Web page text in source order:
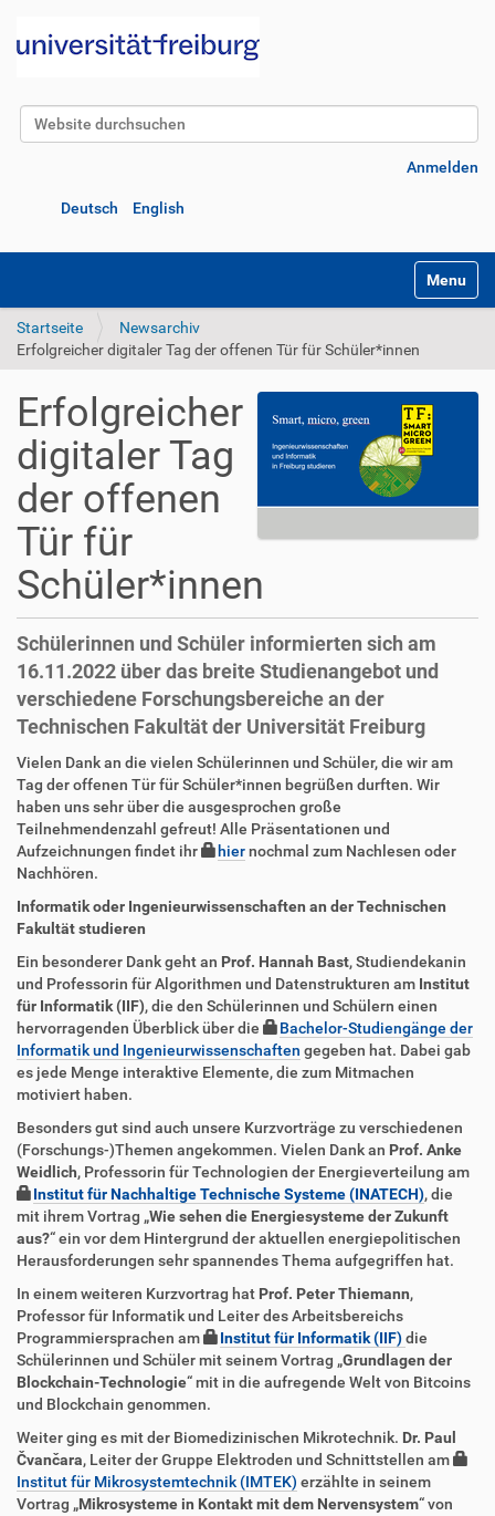
Website durchsuchen
Anmelden
Deutsch English
Startseite
Newsarchiv
Erfolgreicher digitaler Tag der offenen Tür für Schüler*innen
Erfolgreicher
digitaler Tag
der offenen
Tür für
Schüler*innen
Schülerinnen und Schüler informierten sich am
16.11.2022 über das breite Studienangebot und
verschiedene Forschungsbereiche an der
Technischen Fakultät der Universität Freiburg
Vielen Dank an die vielen Schülerinnen und Schüler, die wir am
Tag der offenen Tür für Schüler*innen begrüßen durften. Wir
haben uns sehr über die ausgesprochen große
Teilnehmendenzahl gefreut! Alle Präsentationen und
Aufzeichnungen findet ihr
hiernochmal zum Nachlesen oder
Nachhören.
Informatik oder Ingenieurwissenschaften an der Technischen
Fakultät studieren
Ein besonderer Dank geht an Prof. Hannah Bast, Studiendekanin
und Professorin für Algorithmen und Datenstrukturen am Institut
für Informatik (IIF), die den Schülerinnen und Schülern einen
hervorragenden Überblick über die
Bachelor-Studiengänge der
Informatik und Ingenieurwissenschaften gegeben hat. Dabei gab
es jede Menge interaktive Elemente, die zum Mitmachen
motiviert haben.
Besonders gut sind auch unsere Kurzvorträge zu verschiedenen
(Forschungs-)Themen angekommen. Vielen Dank an Prof. Anke
Weidlich, Professorin für Technologien der Energieverteilung am
Institut für Nachhaltige Technische Systeme (INATECH), die
mit ihrem Vortrag „Wie sehen die Energiesysteme der Zukunft
aus?“ ein vor dem Hintergrund der aktuellen energiepolitischen
Herausforderungen sehr spannendes Thema aufgegriffen hat.
In einem weiteren Kurzvortrag hat Prof. Peter Thiemann,
Professor für Informatik und Leiter des Arbeitsbereichs
Programmiersprachen am
Institut für Informatik (IIF) die
Schülerinnen und Schüler mit seinem Vortrag „Grundlagen der
Blockchain-Technologie“ mit in die aufregende Welt von Bitcoins
und Blockchain genommen.
Weiter ging es mit der Biomedizinischen Mikrotechnik. Dr. Paul
Čvančara, Leiter der Gruppe Elektroden und Schnittstellen am
Institut für Mikrosystemtechnik (IMTEK) erzählte in seinem
Vortrag „Mikrosysteme in Kontakt mit dem Nervensystem“ von